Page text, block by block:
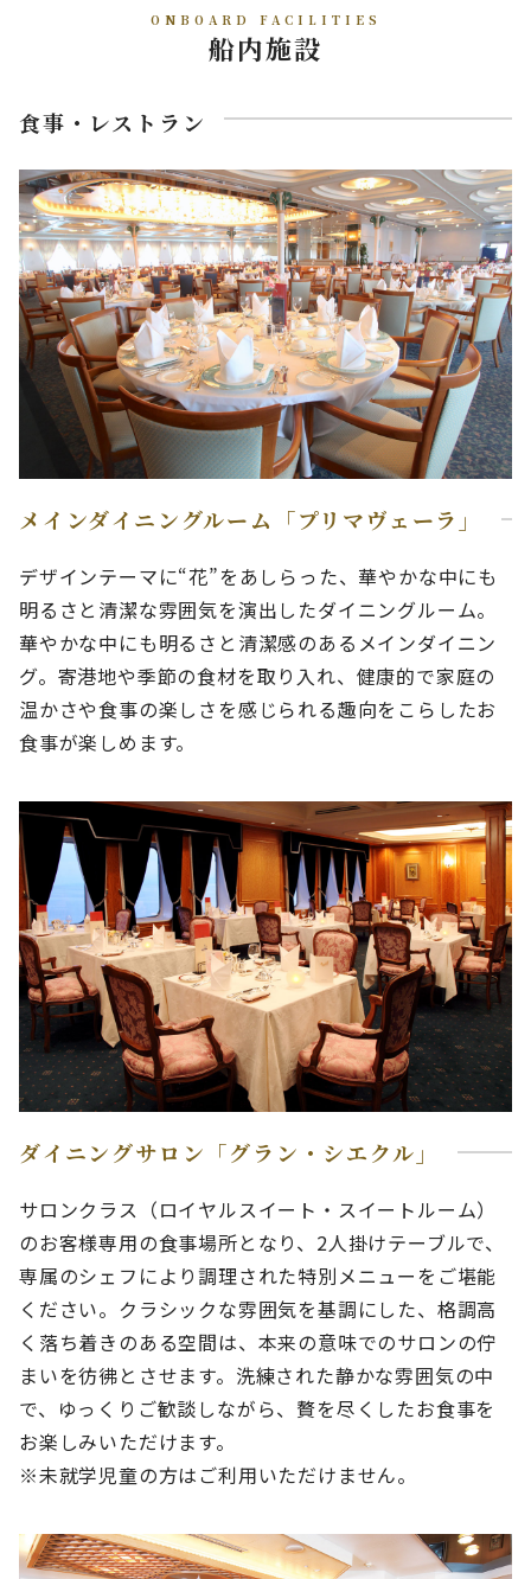
ONBOARD FACILITIES
船内施設
食事・レストラン
メインダイニングルーム「プリマヴェーラ」
デザインテーマに“花”をあしらった、華やかな中にも
明るさと清潔な雰囲気を演出したダイニングルーム。
華やかな中にも明るさと清潔感のあるメインダイニン
グ。寄港地や季節の食材を取り入れ、健康的で家庭の
温かさや食事の楽しさを感じられる趣向をこらしたお
食事が楽しめます。
ダイニングサロン「グラン・シエクル」
サロンクラス（ロイヤルスイート・スイートルーム）
のお客様専用の食事場所となり、2人掛けテーブルで、
専属のシェフにより調理された特別メニューをご堪能
ください。クラシックな雰囲気を基調にした、格調高
く落ち着きのある空間は、本来の意味でのサロンの佇
まいを彷彿とさせます。洗練された静かな雰囲気の中
で、ゆっくりご歓談しながら、贅を尽くしたお食事を
お楽しみいただけます。
※未就学児童の方はご利用いただけません。